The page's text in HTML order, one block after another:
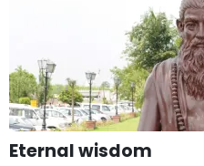
Eternal wisdom